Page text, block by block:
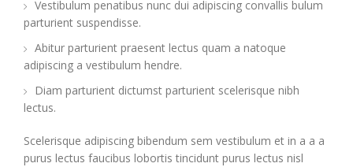
Vestibulum penatibus nunc dui adipiscing convallis bulum
parturient suspendisse.
Abitur parturient praesent lectus quam a natoque
adipiscing a vestibulum hendre.
Diam parturient dictumst parturient scelerisque nibh
lectus.
Scelerisque adipiscing bibendum sem vestibulum et in a a a
purus lectus faucibus lobortis tincidunt purus lectus nisl